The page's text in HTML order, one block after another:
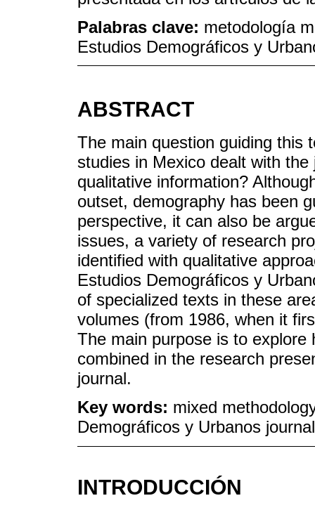
Palabras clave: metodología
Estudios Demográficos y
ABSTRACT
The main question guiding this
studies in Mexico dealt with
qualitative information?
outset, demography has been
perspective, it can also be
issues, a variety of research
identified with qualitative
Estudios Demográficos y
of specialized texts in these
volumes (from 1986, when it
The main purpose is to
combined in the research
journal.
Key words: mixed
Demográficos y Urbanos journal
INTRODUCCIÓN